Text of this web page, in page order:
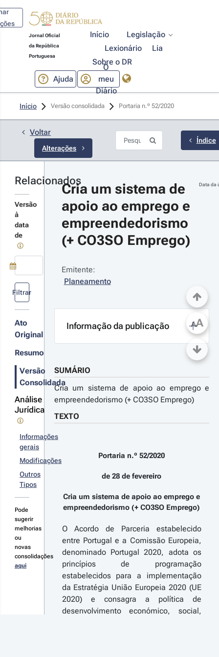
Jornal Oficial
da República
Portuguesa
Início
Legislação
Lexionário
Lia
Sobre o DR
Ajuda
O
meu
Diário
Início Versão consolidada Portaria n.º 52/2020
Voltar
Alterações
n.º
2023 - 1.ª
alteração
do
de Apoios
detalhes das
05-26
n.º
2020 - 1.ª
à primeira
ao
do
de Apoios
e ao
anexo à Portaria
detalhes das
2020
Índice
Relacionados
Versão
à
data
de
Use a tecla de seta para baixo para abrir o calendário; Use as
Filtrar
Ato
Original
Resumo
Versão
Consolidada
Análise
Jurídica
Informações
gerais
Modificações
Outros
Tipos
Pode
sugerir
melhorias
ou
novas
consolidações
aqui
Cria um sistema de
apoio ao emprego e
empreendedorismo
(+ CO3SO Emprego)
Data da
Emitente:
Planeamento
Informação da publicação
SUMÁRIO
Cria um sistema de apoio ao emprego e
empreendedorismo (+ CO3SO Emprego)
TEXTO
Portaria n.º 52/2020
de 28 de fevereiro
Cria um sistema de apoio ao emprego e
empreendedorismo (+ CO3SO Emprego)
O Acordo de Parceria estabelecido
entre Portugal e a Comissão Europeia,
denominado Portugal 2020, adota os
princípios de programação
estabelecidos para a implementação
da Estratégia União Europeia 2020 (UE
2020) e consagra a política de
desenvolvimento económico, social,
AA